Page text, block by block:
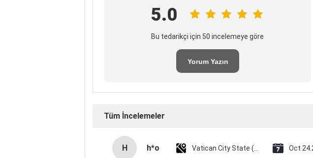
5.0
Bu tedarikçi için 50 incelemeye göre
Yorum Yazın
Tüm İncelemeler
H h*o Oct